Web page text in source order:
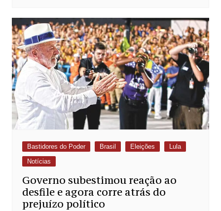
Bastidores do Poder Brasil Eleições
Lula
Notícias
Governo subestimou reação ao
desfile e agora corre atrás do
prejuízo político